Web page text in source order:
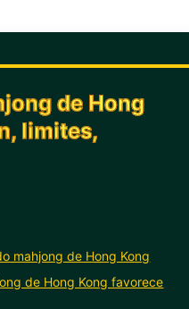
de Hong
limites,
mahjong de Hong Kong
de Hong Kong favorece